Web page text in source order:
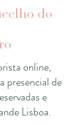
do
online,
presencial de
e
Lisboa.